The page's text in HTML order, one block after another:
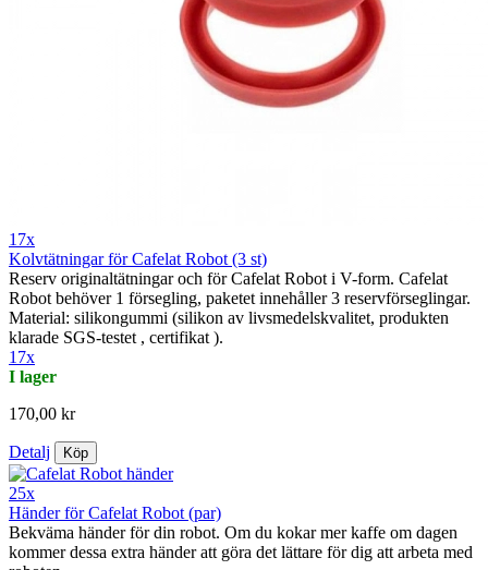
17x
Kolvtätningar för Cafelat Robot (3 st)
Reserv originaltätningar och för Cafelat Robot i V-form. Cafelat
Robot behöver 1 försegling, paketet innehåller 3 reservförseglingar.
Material: silikongummi (silikon av livsmedelskvalitet, produkten
klarade SGS-testet , certifikat ).
17x
I lager
170,00 kr
Detalj Köp
25x
Händer för Cafelat Robot (par)
Bekväma händer för din robot. Om du kokar mer kaffe om dagen
kommer dessa extra händer att göra det lättare för dig att arbeta med